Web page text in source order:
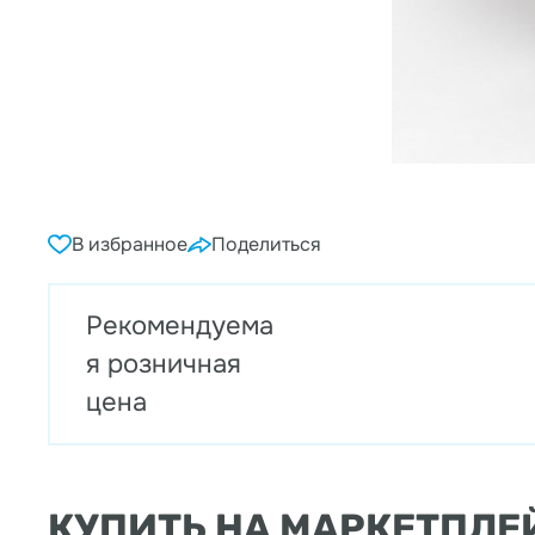
В избранное Поделиться
Рекомендуема
я розничная
цена